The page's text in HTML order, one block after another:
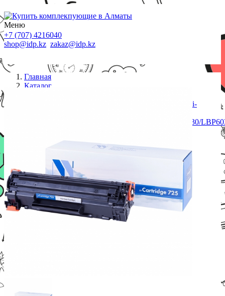
Меню
+7 (707) 4216040
shop@idp.kz zakaz@idp.kz
Главная
Каталог
Картридж NVP совместимый Canon NV-725 для i-
LBP6000/LBP6000B/LBP6020/LBP6020B/LBP6030/